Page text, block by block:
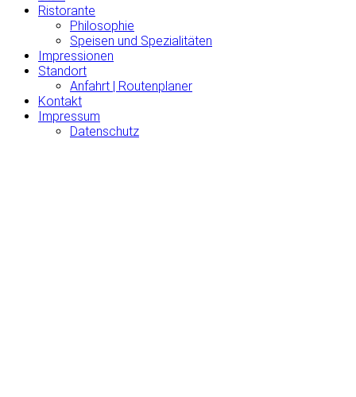
Ristorante
Philosophie
Speisen und Spezialitäten
Impressionen
Standort
Anfahrt | Routenplaner
Kontakt
Impressum
Datenschutz